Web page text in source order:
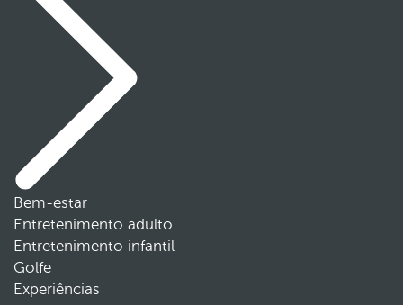
Bem-estar
Entretenimento adulto
Entretenimento infantil
Golfe
Experiências